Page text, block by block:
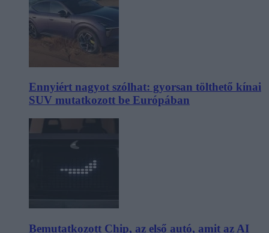
Ennyiért nagyot szólhat: gyorsan tölthető kínai
SUV mutatkozott be Európában
Bemutatkozott Chip, az első autó, amit az AI